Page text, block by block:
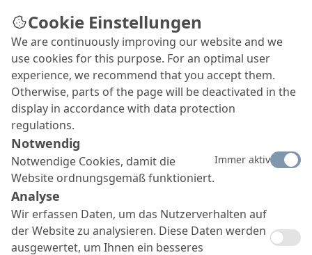
Cookie Einstellungen
We are continuously improving our website and we
use cookies for this purpose. For an optimal user
experience, we recommend that you accept them.
Otherwise, parts of the page will be deactivated in the
display in accordance with data protection
regulations.
Notwendig
Notwendige Cookies, damit die
Website ordnungsgemäß funktioniert.
Immer aktiv
Analyse
Wir erfassen Daten, um das Nutzerverhalten auf
der Website zu analysieren. Diese Daten werden
ausgewertet, um Ihnen ein besseres